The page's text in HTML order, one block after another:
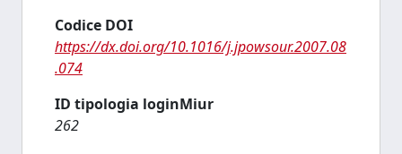
Codice DOI
https://dx.doi.org/10.1016/j.jpowsour.2007.08
.074
ID tipologia loginMiur
262